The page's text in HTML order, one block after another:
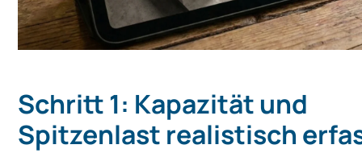
Schritt 1: Kapazität und
Spitzenlast realistisch